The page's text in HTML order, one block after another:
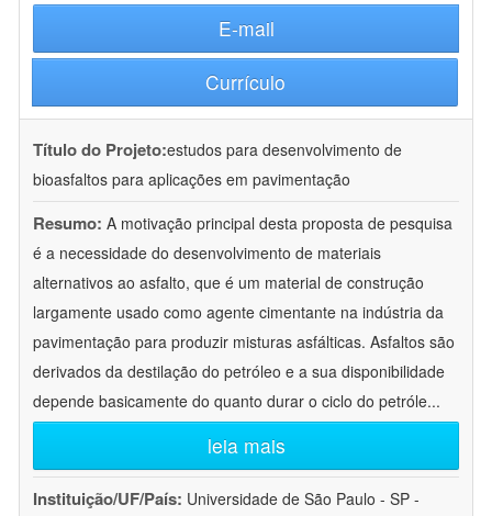
E-mail
Currículo
Título do Projeto:estudos para desenvolvimento de
bioasfaltos para aplicações em pavimentação
Resumo: A motivação principal desta proposta de pesquisa
é a necessidade do desenvolvimento de materiais
alternativos ao asfalto, que é um material de construção
largamente usado como agente cimentante na indústria da
pavimentação para produzir misturas asfálticas. Asfaltos são
derivados da destilação do petróleo e a sua disponibilidade
depende basicamente do quanto durar o ciclo do petróle...
leia mais
Instituição/UF/País: Universidade de São Paulo - SP -